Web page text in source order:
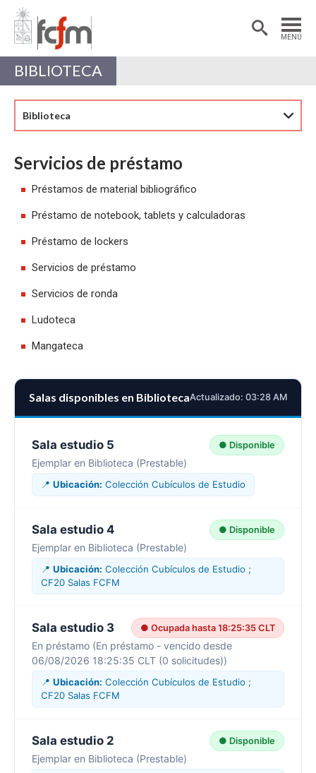
MENÚ
Estudiantes
Académicas/os
BIBLIOTECA
Biblioteca
Servicios de préstamo
Préstamos de material bibliográfico
Préstamo de notebook, tablets y calculadoras
Préstamo de lockers
Servicios de préstamo
Servicios de ronda
Ludoteca
Mangateca
Salas disponibles en BibliotecaActualizado: 03:28 AM
Sala estudio 5 ● Disponible
Ejemplar en Biblioteca (Prestable)
📍 Ubicación: Colección Cubículos de Estudio
Sala estudio 4 ● Disponible
Ejemplar en Biblioteca (Prestable)
📍 Ubicación: Colección Cubículos de Estudio ;
CF20 Salas FCFM
Sala estudio 3 ● Ocupada hasta 18:25:35 CLT
En préstamo (En préstamo - vencido desde
06/08/2026 18:25:35 CLT (0 solicitudes))
📍 Ubicación: Colección Cubículos de Estudio ;
CF20 Salas FCFM
Sala estudio 2 ● Disponible
Ejemplar en Biblioteca (Prestable)